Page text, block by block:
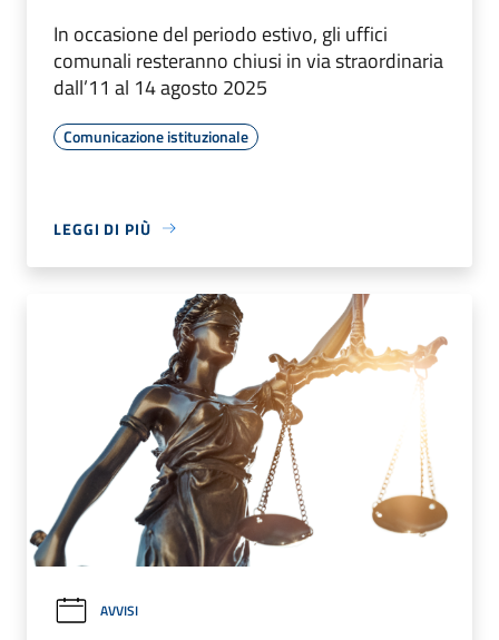
In occasione del periodo estivo, gli uffici
comunali resteranno chiusi in via straordinaria
dall’11 al 14 agosto 2025
Comunicazione istituzionale
LEGGI DI PIÙ
AVVISI